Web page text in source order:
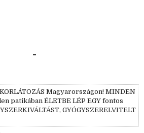
-
Magyarországon! MINDEN
patikában ÉLETBE LÉP EGY fontos
GYÓGYSZERELVITELT